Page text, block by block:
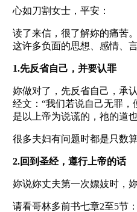
心如刀割女士，平安：
读了来信，很了解妳的痛苦
这许多负面的思想、感情、
1.先反省自己，并要认罪
妳做对了，先反省自己，承
经文：“我们若说自己无罪
是以上帝为说谎的，祂的道
很多夫妇有问题时都是只数
2.回到圣经，遵行上帝的话
妳说妳丈夫第一次嫖妓时，
请看哥林多前书七章2至5节